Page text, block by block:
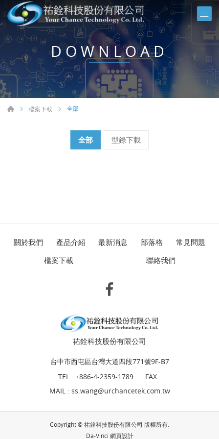
DOWNLOAD
檔案下載 全部
全部 型錄下載
關於我們 產品介紹 最新消息 部落格
常見問題
檔案下載
聯絡我們
祐銓科技股份有限公司
台中市西屯區台灣大道四段771號9F-B7
TEL : +886-4-2359-1789
FAX :
MAIL : ss.wang@urchancetek.com.tw
Copyright © 祐銓科技股份有限公司 版權所有.
Da-Vinci 網頁設計